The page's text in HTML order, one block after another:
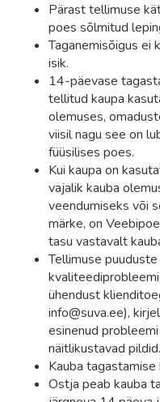
Pärast tellimuse
poes sõlmitud
Taganemisõigus ei
isik.
14-päevase
tellitud kaupa
olemuses,
viisil nagu see on
füüsilises poes.
Kui kaupa on
vajalik kauba
veendumiseks või
märke, on
tasu vastavalt
Tellimuse
ühendust
info@suva.ee),
esinenud
näitlikustavad pildid.
Kauba
Ostja peab kauba